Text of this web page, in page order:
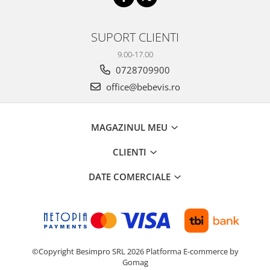
Aparate Fitness Multifunctionale
Aparate Fitness de Vaslit
Banci forta multifunctionale
Alte Sporturi
Scara antrenament
SUPORT CLIENTI
9.00-17.00
0728709900
office@bebevis.ro
MAGAZINUL MEU
CLIENTI
DATE COMERCIALE
©Copyright Besimpro SRL 2026 Platforma E-commerce by
Gomag